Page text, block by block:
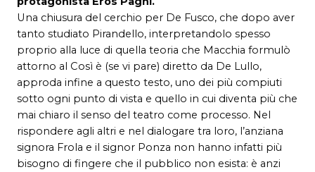
Una chiusura del cerchio per De Fusco, che dopo aver
tanto studiato Pirandello, interpretandolo spesso
proprio alla luce di quella teoria che Macchia formulò
attorno al Così è (se vi pare) diretto da De Lullo,
approda infine a questo testo, uno dei più compiuti
sotto ogni punto di vista e quello in cui diventa più che
mai chiaro il senso del teatro come processo. Nel
rispondere agli altri e nel dialogare tra loro, l’anziana
signora Frola e il signor Ponza non hanno infatti più
bisogno di fingere che il pubblico non esista: è anzi